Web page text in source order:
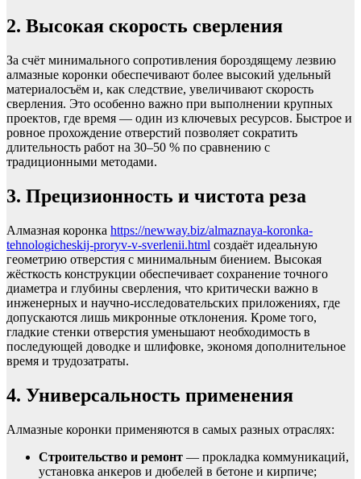
2. Высокая скорость сверления
За счёт минимального сопротивления бороздящему лезвию
алмазные коронки обеспечивают более высокий удельный
материалосъём и, как следствие, увеличивают скорость
сверления. Это особенно важно при выполнении крупных
проектов, где время — один из ключевых ресурсов. Быстрое и
ровное прохождение отверстий позволяет сократить
длительность работ на 30–50 % по сравнению с
традиционными методами.
3. Прецизионность и чистота реза
Алмазная коронка https://newway.biz/almaznaya-koronka-
tehnologicheskij-proryv-v-sverlenii.html создаёт идеальную
геометрию отверстия с минимальным биением. Высокая
жёсткость конструкции обеспечивает сохранение точного
диаметра и глубины сверления, что критически важно в
инженерных и научно-исследовательских приложениях, где
допускаются лишь микронные отклонения. Кроме того,
гладкие стенки отверстия уменьшают необходимость в
последующей доводке и шлифовке, экономя дополнительное
время и трудозатраты.
4. Универсальность применения
Алмазные коронки применяются в самых разных отраслях:
Строительство и ремонт — прокладка коммуникаций,
установка анкеров и дюбелей в бетоне и кирпиче;